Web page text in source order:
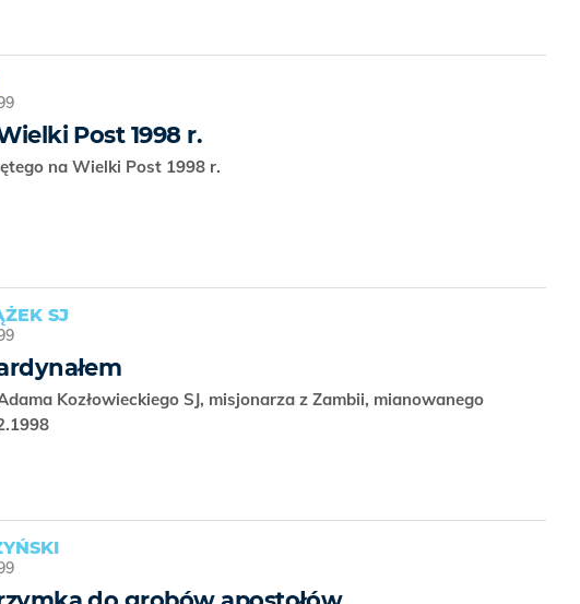
Post 1998 r.
na Wielki Post 1998 r.
SJ
Kozłowieckiego SJ, misjonarza z Zambii, mianowanego